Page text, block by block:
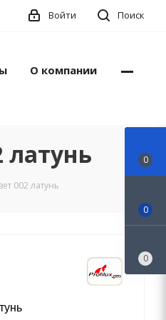
Поиск
Войти
О компании
002 латунь
0
0
0